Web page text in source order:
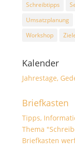
Schreibtipps
Umsatzplanung
Workshop
Kalender
Jahrestage,
Briefkasten
Tipps,
Thema
Briefkasten